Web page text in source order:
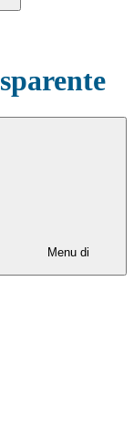
Menu di